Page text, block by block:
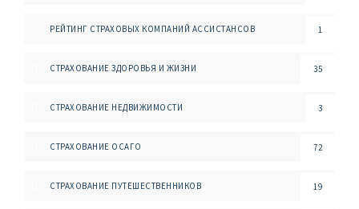
РЕЙТИНГ СТРАХОВЫХ КОМПАНИЙ АССИСТАНСОВ 1
СТРАХОВАНИЕ ЗДОРОВЬЯ И ЖИЗНИ 35
СТРАХОВАНИЕ НЕДВИЖИМОСТИ 3
СТРАХОВАНИЕ ОСАГО 72
СТРАХОВАНИЕ ПУТЕШЕСТВЕННИКОВ 19